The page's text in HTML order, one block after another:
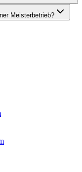
Meisterbetrieb?